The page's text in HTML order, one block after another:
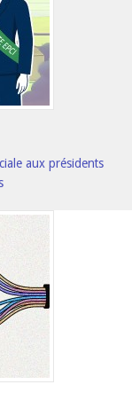
aux présidents